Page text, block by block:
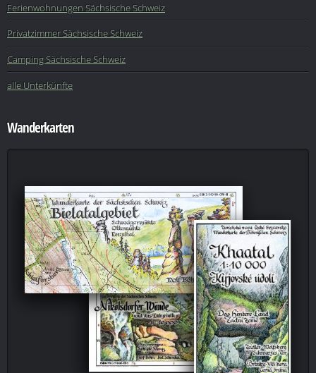
Ferienwohnungen Sächsische Schweiz
Privatzimmer Sächsische Schweiz
Camping Sächsische Schweiz
alle Unterkünfte
Wanderkarten